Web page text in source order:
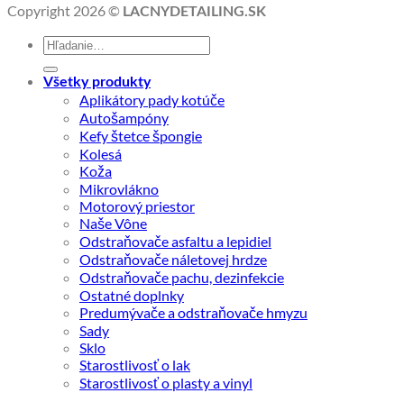
Copyright 2026 © LACNYDETAILING.SK
Hľadať:
Všetky produkty
Aplikátory pady kotúče
Autošampóny
Kefy štetce špongie
Kolesá
Koža
Mikrovlákno
Motorový priestor
Naše Vône
Odstraňovače asfaltu a lepidiel
Odstraňovače náletovej hrdze
Odstraňovače pachu, dezinfekcie
Ostatné doplnky
Predumývače a odstraňovače hmyzu
Sady
Sklo
Starostlivosť o lak
Starostlivosť o plasty a vinyl